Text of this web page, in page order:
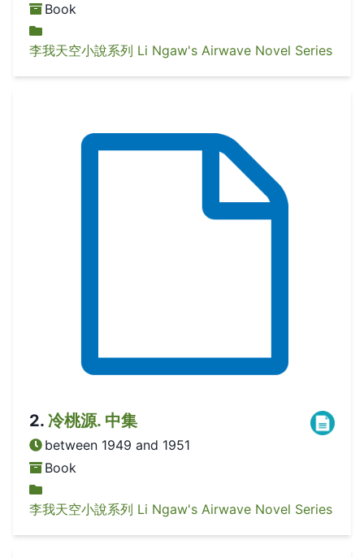
Book
李我天空小說系列 Li Ngaw's Airwave Novel Series
2. 冷桃源. 中集
between 1949 and 1951
Book
李我天空小說系列 Li Ngaw's Airwave Novel Series